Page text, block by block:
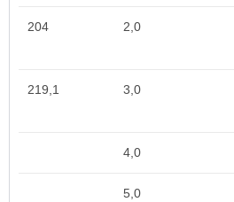
204 2,0
219,1 3,0
4,0
5,0